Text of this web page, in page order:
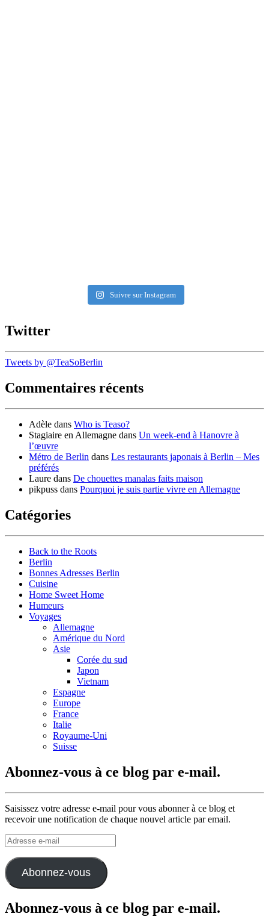
Suivre sur Instagram
Twitter
Tweets by @TeaSoBerlin
Commentaires récents
Adèle dans Who is Teaso?
Stagiaire en Allemagne dans Un week-end à Hanovre à
l’œuvre
Métro de Berlin dans Les restaurants japonais à Berlin – Mes
préférés
Laure dans De chouettes manalas faits maison
pikpuss dans Pourquoi je suis partie vivre en Allemagne
Catégories
Back to the Roots
Berlin
Bonnes Adresses Berlin
Cuisine
Home Sweet Home
Humeurs
Voyages
Allemagne
Amérique du Nord
Asie
Corée du sud
Japon
Vietnam
Espagne
Europe
France
Italie
Royaume-Uni
Suisse
Abonnez-vous à ce blog par e-mail.
Saisissez votre adresse e-mail pour vous abonner à ce blog et
recevoir une notification de chaque nouvel article par email.
Adresse
e-
mail
Abonnez-vous
Abonnez-vous à ce blog par e-mail.